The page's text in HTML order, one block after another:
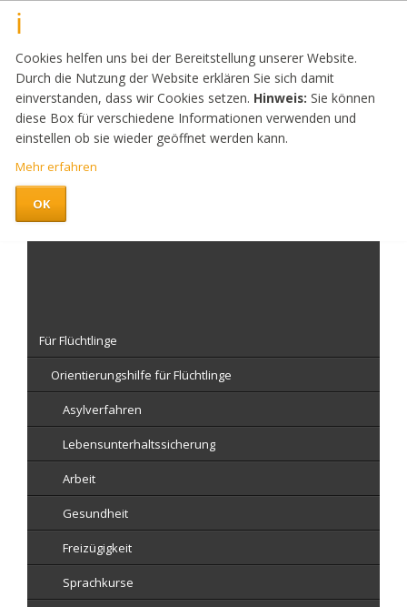
Cookies helfen uns bei der Bereitstellung unserer Website.
Durch die Nutzung der Website erklären Sie sich damit
einverstanden, dass wir Cookies setzen. Hinweis: Sie können
diese Box für verschiedene Informationen verwenden und
einstellen ob sie wieder geöffnet werden kann.
Mehr erfahren
OK
Für Flüchtlinge
Orientierungshilfe für Flüchtlinge
Asylverfahren
Lebensunterhaltssicherung
Arbeit
Gesundheit
Freizügigkeit
Sprachkurse